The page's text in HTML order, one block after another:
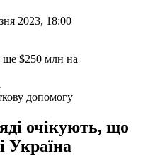
2023, 18:00
допомогу
очікують, що
Україна